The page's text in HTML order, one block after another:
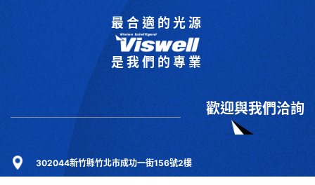
最合適的光源
是我們的專業
歡迎與我們洽詢
302044新竹縣竹北市成功一街156號2樓